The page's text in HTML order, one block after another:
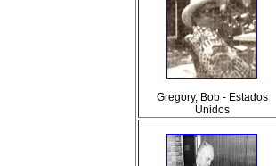
Gregory, Bob - Estados
Unidos